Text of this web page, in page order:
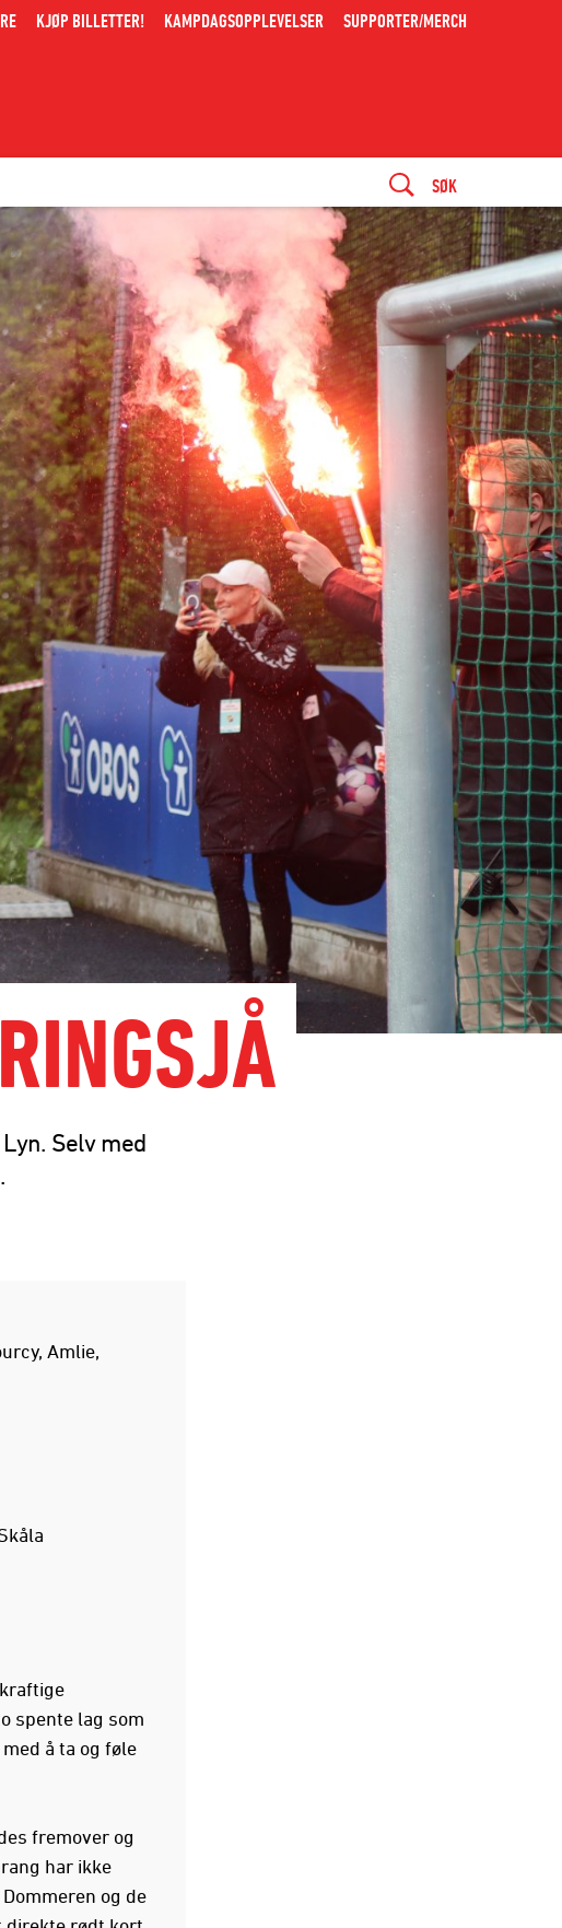
KJØP BILLETTER! KAMPDAGSOPPLEVELSER SUPPORTER/MERCH
SØK
Selv med
Amlie,
spente lag som
å ta og føle
fremover og
har ikke
og de